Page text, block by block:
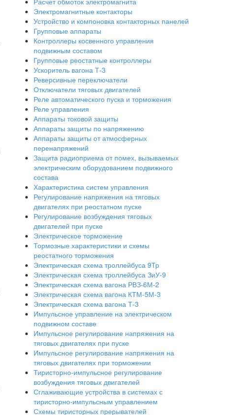
Электромагнитные контакторы
Устройство и компоновка контакторных панелей
Групповые аппараты
Контроллеры косвенного управления
подвижным составом
Групповые реостатные контроллеры
Ускоритель вагона Т-3
Реверсивные переключатели
Отключатели тяговых двигателей
Реле автоматического пуска и торможения
Реле управления
Аппараты токовой защиты
Аппараты защиты по напряжению
Аппараты защиты от атмосферных
перенапряжений
Защита радиоприема от помех, вызываемых
электрическим оборудованием подвижного
состава
Характеристика систем управления
Регулирование напряжения на тяговых
двигателях при реостатном пуске
Регулирование возбуждения тяговых
двигателей при пуске
Электрическое торможение
Тормозные характеристики и схемы
реостатного торможения
Электрическая схема троллейбуса 9Тр
Электрическая схема троллейбуса ЗиУ-9
Электрическая схема вагона РВЗ-6М-2
Электрическая схема вагона КТМ-5М-3
Электрическая схема вагона Т-3
Импульсное управление на электрическом
подвижном составе
Импульсное регулирование напряжения на
тяговых двигателях при пуске
Импульсное регулирование напряжения на
тяговых двигателях при торможении
Тиристорно-импульсное регулирование
возбуждения тяговых двигателей
Сглаживающие устройства в системах с
тиристорно-импульсным управлением
Схемы тиристорных прерывателей